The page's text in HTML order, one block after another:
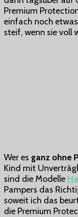
Premium
einfach noch
steif, wenn sie voll
Wer es ganz ohne
Kind mit
sind die Modelle
Pampers das
soweit ich das
die Premium